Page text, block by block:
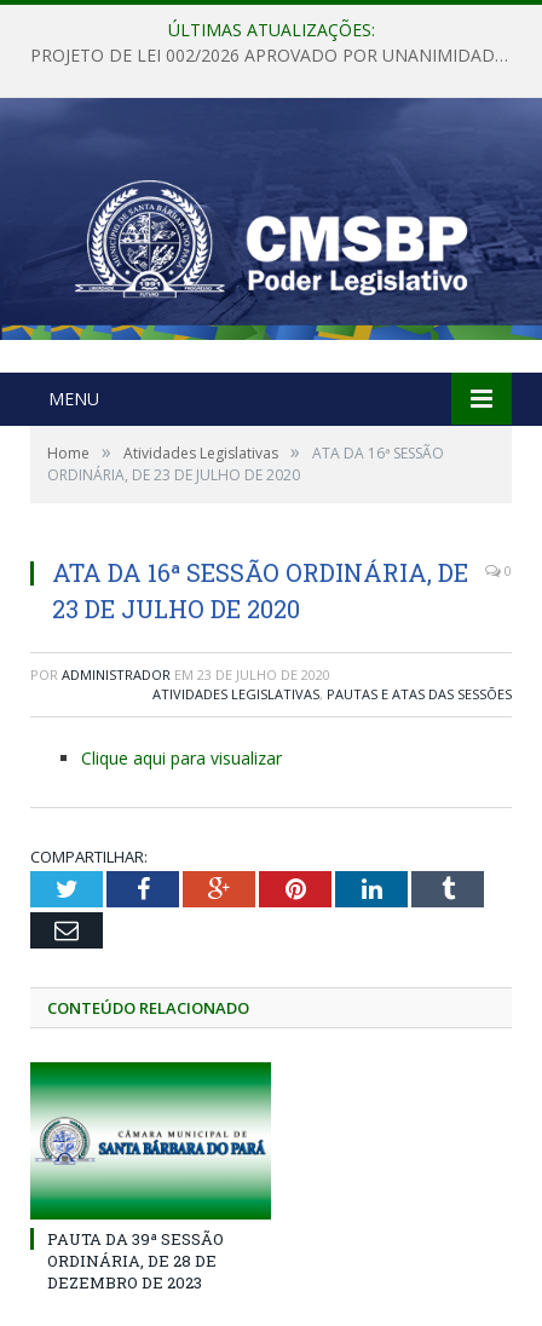
ÚLTIMAS ATUALIZAÇÕES:
PROJETO DE LEI 002/2026 APROVADO POR UNANIMIDADE EM SESSÃO ORDINÁRIA NESTA QUINTA – FEIRA 28 DE MAIO DE 2026
MENU
Home » Atividades Legislativas »
ATA DA 16ª SESSÃO
ORDINÁRIA, DE 23 DE JULHO DE 2020
ATA DA 16ª SESSÃO ORDINÁRIA, DE
23 DE JULHO DE 2020
0
POR ADMINISTRADOR EM 23 DE JULHO DE 2020
ATIVIDADES LEGISLATIVAS, PAUTAS E ATAS DAS SESSÕES
Clique aqui para visualizar
COMPARTILHAR:
TwitterFacebookGoogle+PinterestLinkedInTumblr
Email
CONTEÚDO RELACIONADO
PAUTA DA 39ª SESSÃO
ORDINÁRIA, DE 28 DE
DEZEMBRO DE 2023